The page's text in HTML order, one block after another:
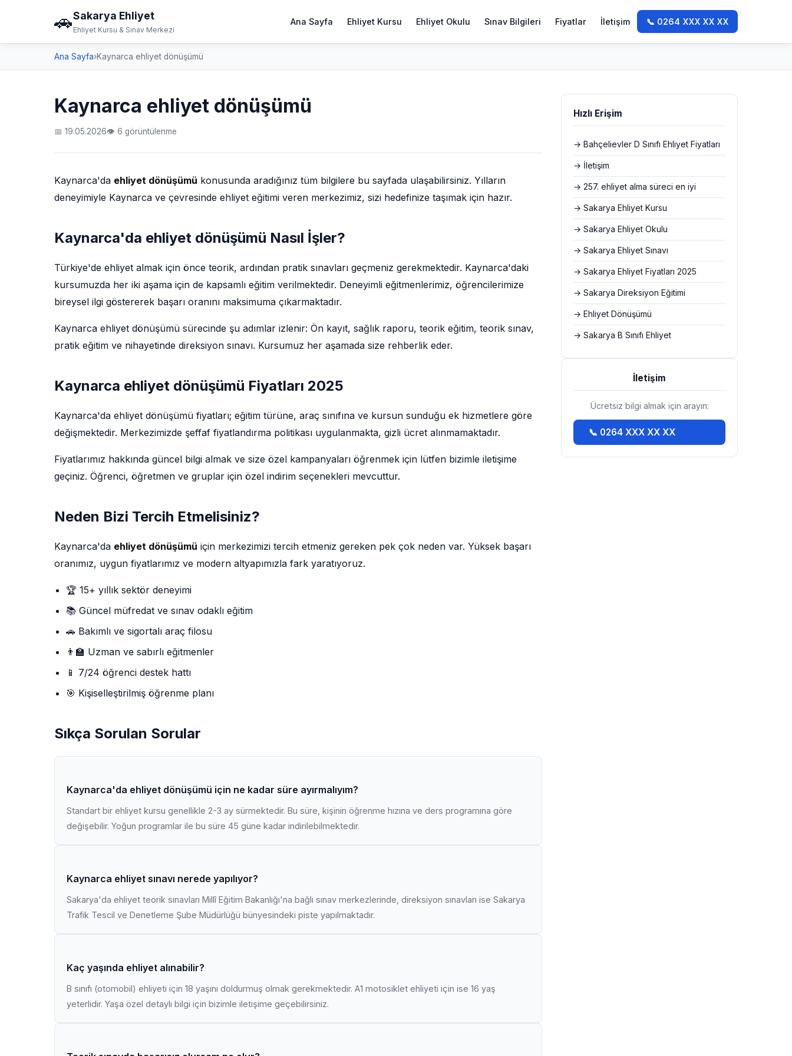
🚗Sakarya Ehliyet
Ehliyet Kursu & Sınav Merkezi
Ana Sayfa Ehliyet Kursu Ehliyet Okulu Sınav Bilgileri Fiyatlar İletişim 📞 0264 XXX XX XX
Ana Sayfa›Kaynarca ehliyet dönüşümü
Kaynarca ehliyet dönüşümü
📅 19.05.2026👁 6 görüntülenme
Kaynarca'da ehliyet dönüşümü konusunda aradığınız tüm bilgilere bu sayfada ulaşabilirsiniz. Yılların
deneyimiyle Kaynarca ve çevresinde ehliyet eğitimi veren merkezimiz, sizi hedefinize taşımak için hazır.
Kaynarca'da ehliyet dönüşümü Nasıl İşler?
Türkiye'de ehliyet almak için önce teorik, ardından pratik sınavları geçmeniz gerekmektedir. Kaynarca'daki
kursumuzda her iki aşama için de kapsamlı eğitim verilmektedir. Deneyimli eğitmenlerimiz, öğrencilerimize
bireysel ilgi göstererek başarı oranını maksimuma çıkarmaktadır.
Kaynarca ehliyet dönüşümü sürecinde şu adımlar izlenir: Ön kayıt, sağlık raporu, teorik eğitim, teorik sınav,
pratik eğitim ve nihayetinde direksiyon sınavı. Kursumuz her aşamada size rehberlik eder.
Kaynarca ehliyet dönüşümü Fiyatları 2025
Kaynarca'da ehliyet dönüşümü fiyatları; eğitim türüne, araç sınıfına ve kursun sunduğu ek hizmetlere göre
değişmektedir. Merkezimizde şeffaf fiyatlandırma politikası uygulanmakta, gizli ücret alınmamaktadır.
Fiyatlarımız hakkında güncel bilgi almak ve size özel kampanyaları öğrenmek için lütfen bizimle iletişime
geçiniz. Öğrenci, öğretmen ve gruplar için özel indirim seçenekleri mevcuttur.
Neden Bizi Tercih Etmelisiniz?
Kaynarca'da ehliyet dönüşümü için merkezimizi tercih etmeniz gereken pek çok neden var. Yüksek başarı
oranımız, uygun fiyatlarımız ve modern altyapımızla fark yaratıyoruz.
🏆 15+ yıllık sektör deneyimi
📚 Güncel müfredat ve sınav odaklı eğitim
🚗 Bakımlı ve sigortalı araç filosu
👨‍🏫 Uzman ve sabırlı eğitmenler
📱 7/24 öğrenci destek hattı
🎯 Kişiselleştirilmiş öğrenme planı
Sıkça Sorulan Sorular
Kaynarca'da ehliyet dönüşümü için ne kadar süre ayırmalıyım?
Standart bir ehliyet kursu genellikle 2-3 ay sürmektedir. Bu süre, kişinin öğrenme hızına ve ders programına göre
değişebilir. Yoğun programlar ile bu süre 45 güne kadar indirilebilmektedir.
Kaynarca ehliyet sınavı nerede yapılıyor?
Sakarya'da ehliyet teorik sınavları Millî Eğitim Bakanlığı'na bağlı sınav merkezlerinde, direksiyon sınavları ise Sakarya
Trafik Tescil ve Denetleme Şube Müdürlüğü bünyesindeki piste yapılmaktadır.
Kaç yaşında ehliyet alınabilir?
B sınıfı (otomobil) ehliyeti için 18 yaşını doldurmuş olmak gerekmektedir. A1 motosiklet ehliyeti için ise 16 yaş
yeterlidir. Yaşa özel detaylı bilgi için bizimle iletişime geçebilirsiniz.
Hızlı Erişim
→ Bahçelievler D Sınıfı Ehliyet Fiyatları
→ İletişim
→ 257. ehliyet alma süreci en iyi
→ Sakarya Ehliyet Kursu
→ Sakarya Ehliyet Okulu
→ Sakarya Ehliyet Sınavı
→ Sakarya Ehliyet Fiyatları 2025
→ Sakarya Direksiyon Eğitimi
→ Ehliyet Dönüşümü
→ Sakarya B Sınıfı Ehliyet
İletişim
Ücretsiz bilgi almak için arayın:
📞 0264 XXX XX XX